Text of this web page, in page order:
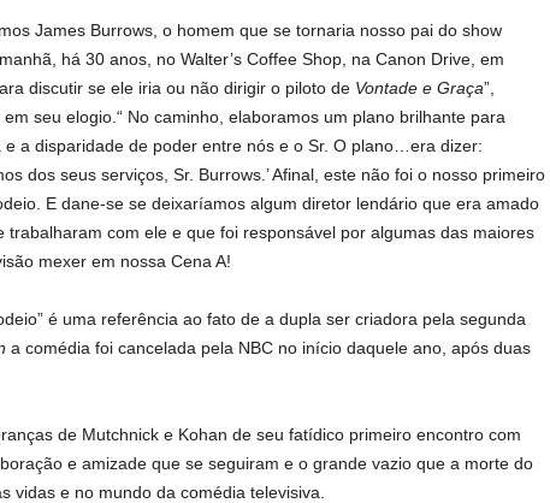
James Burrows, o homem que se tornaria nosso pai do show
há 30 anos, no Walter’s Coffee Shop, na Canon Drive, em
discutir se ele iria ou não dirigir o piloto de Vontade e Graça”,
seu elogio.“ No caminho, elaboramos um plano brilhante para
a disparidade de poder entre nós e o Sr. O plano…era dizer:
dos seus serviços, Sr. Burrows.’ Afinal, este não foi o nosso primeiro
E dane-se se deixaríamos algum diretor lendário que era amado
trabalharam com ele e que foi responsável por algumas das maiores
mexer em nossa Cena A!
é uma referência ao fato de a dupla ser criadora pela segunda
a comédia foi cancelada pela NBC no início daquele ano, após duas
de Mutchnick e Kohan de seu fatídico primeiro encontro com
e amizade que se seguiram e o grande vazio que a morte do
vidas e no mundo da comédia televisiva.